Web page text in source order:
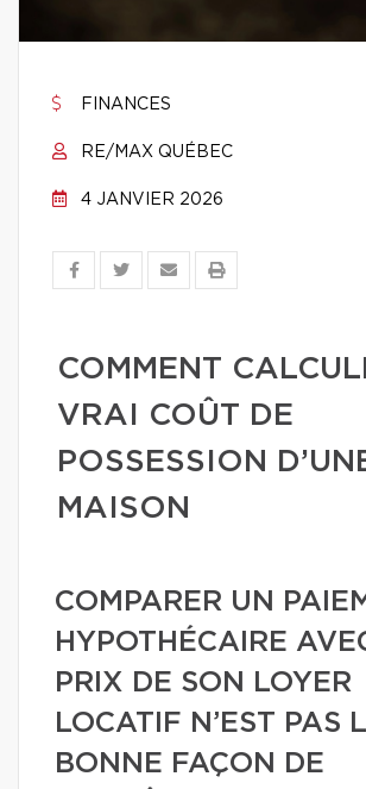
FINANCES
RE/MAX QUÉBEC
4 JANVIER 2026
COMMENT
VRAI COÛT DE
POSSESSION
MAISON
COMPARER UN
HYPOTHÉCAIRE
PRIX DE SON LOYER
LOCATIF N’EST PAS
BONNE FAÇON DE